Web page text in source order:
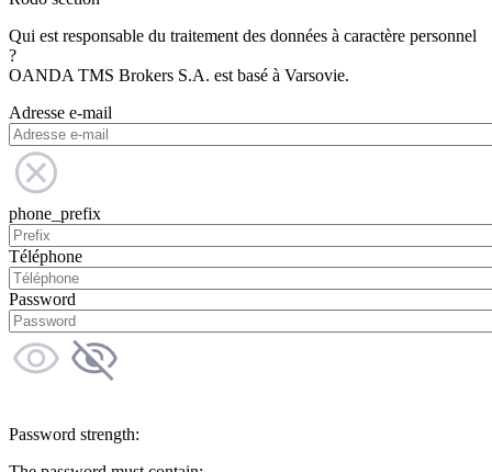
Qui est responsable du traitement des données à caractère personnel
?
OANDA TMS Brokers S.A. est basé à Varsovie.
Adresse e-mail
phone_prefix
Téléphone
Password
Password strength: